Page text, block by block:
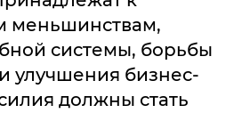
меньшинствам,
системы, борьбы
улучшения бизнес-
должны стать